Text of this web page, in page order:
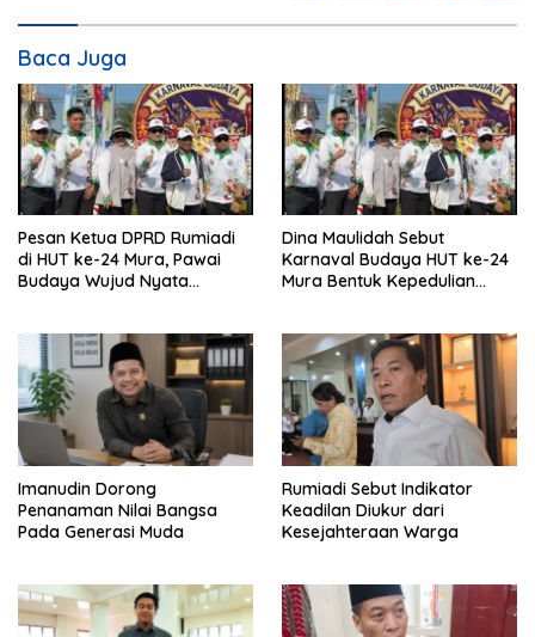
Baca Juga
Pesan Ketua DPRD Rumiadi
di HUT ke-24 Mura, Pawai
Budaya Wujud Nyata
Dina Maulidah Sebut
Karnaval Budaya HUT ke-24
Mura Bentuk Kepedulian
Imanudin Dorong
Penanaman Nilai Bangsa
Pada Generasi Muda
Rumiadi Sebut Indikator
Keadilan Diukur dari
Kesejahteraan Warga